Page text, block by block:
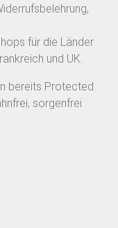
für die Länder
und UK.
bereits Protected
sorgenfrei